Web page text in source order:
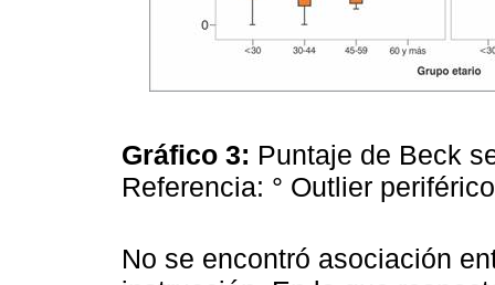
Gráfico 3: Puntaje de Beck
Referencia: ° Outlier
No se encontró asociación